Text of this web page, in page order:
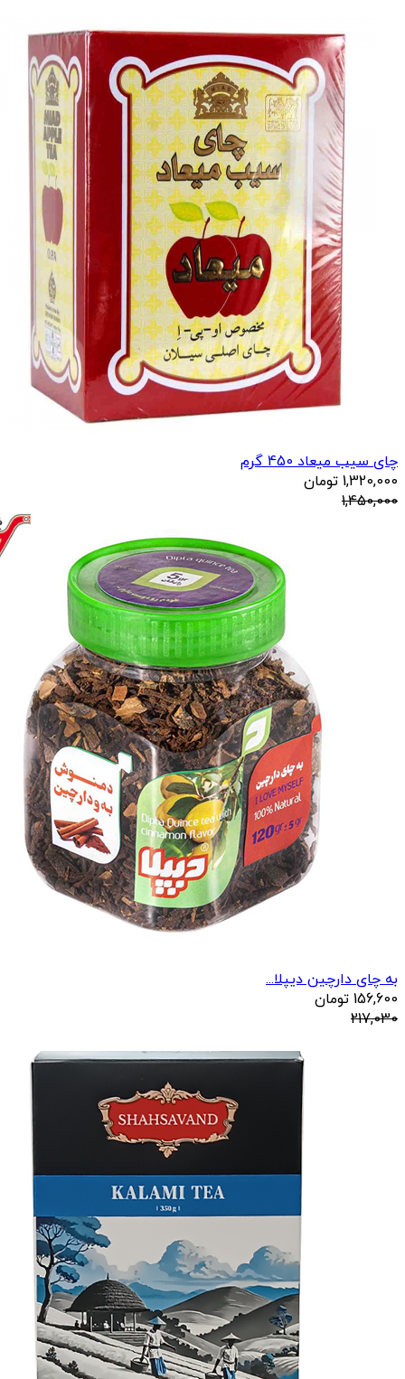
چای سیب میعاد 450 گرم
1,320,000 تومان
1,450,000
به چای دارچین دیپلا...
156,600 تومان
217,030